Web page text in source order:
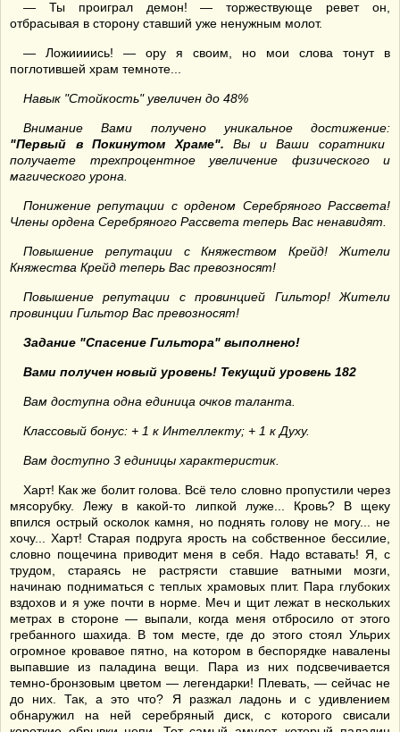
— Ты проиграл демон! — торжествующе ревет он,
отбрасывая в сторону ставший уже ненужным молот.
— Ложиииись! — ору я своим, но мои слова тонут в
поглотившей храм темноте...
Навык "Стойкость" увеличен до 48%
Внимание Вами получено уникальное достижение:
"Первый в Покинутом Храме". Вы и Ваши соратники
получаете трехпроцентное увеличение физического и
магического урона.
Понижение репутации с орденом Серебряного Рассвета!
Члены ордена Серебряного Рассвета теперь Вас ненавидят.
Повышение репутации с Княжеством Крейд! Жители
Княжества Крейд теперь Вас превозносят!
Повышение репутации с провинцией Гильтор! Жители
провинции Гильтор Вас превозносят!
Задание "Спасение Гильтора" выполнено!
Вами получен новый уровень! Текущий уровень 182
Вам доступна одна единица очков таланта.
Классовый бонус: + 1 к Интеллекту; + 1 к Духу.
Вам доступно 3 единицы характеристик.
Харт! Как же болит голова. Всё тело словно пропустили через
мясорубку. Лежу в какой-то липкой луже... Кровь? В щеку
впился острый осколок камня, но поднять голову не могу... не
хочу... Харт! Старая подруга ярость на собственное бессилие,
словно пощечина приводит меня в себя. Надо вставать! Я, с
трудом, стараясь не растрясти ставшие ватными мозги,
начинаю подниматься с теплых храмовых плит. Пара глубоких
вздохов и я уже почти в норме. Меч и щит лежат в нескольких
метрах в стороне — выпали, когда меня отбросило от этого
гребанного шахида. В том месте, где до этого стоял Ульрих
огромное кровавое пятно, на котором в беспорядке навалены
выпавшие из паладина вещи. Пара из них подсвечивается
темно-бронзовым цветом — легендарки! Плевать, — сейчас не
до них. Так, а это что? Я разжал ладонь и с удивлением
обнаружил на ней серебряный диск, с которого свисали